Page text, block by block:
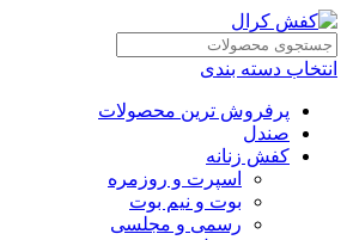
انتخاب دسته بندی
پرفروش ترین محصولات
صندل
کفش زنانه
اسپرت و روزمره
بوت و نیم بوت
رسمی و مجلسی